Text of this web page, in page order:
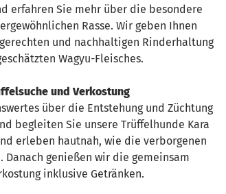
erfahren Sie mehr über die besondere
Rasse. Wir geben Ihnen
und nachhaltigen Rinderhaltung
Wagyu-Fleisches.
und Verkostung
über die Entstehung und Züchtung
begleiten Sie unsere Trüffelhunde Kara
erleben hautnah, wie die verborgenen
Danach genießen wir die gemeinsam
inklusive Getränken.